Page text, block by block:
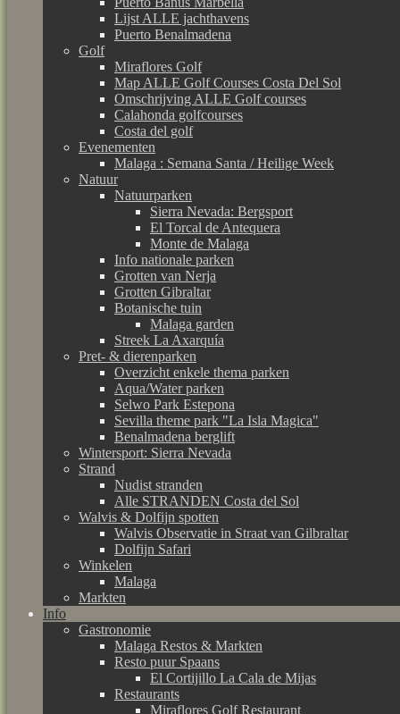
Lijst ALLE jachthavens
Puerto Benalmadena
Golf
Miraflores Golf
Map ALLE Golf Courses Costa Del Sol
Omschrijving ALLE Golf courses
Calahonda golfcourses
Costa del golf
Evenementen
Malaga : Semana Santa / Heilige Week
Natuur
Natuurparken
Sierra Nevada: Bergsport
El Torcal de Antequera
Monte de Malaga
Info nationale parken
Grotten van Nerja
Grotten Gibraltar
Botanische tuin
Malaga garden
Streek La Axarquía
Pret- & dierenparken
Overzicht enkele thema parken
Aqua/Water parken
Selwo Park Estepona
Sevilla theme park "La Isla Magica"
Benalmadena berglift
Wintersport: Sierra Nevada
Strand
Nudist stranden
Alle STRANDEN Costa del Sol
Walvis & Dolfijn spotten
Walvis Observatie in Straat van Gilbraltar
Dolfijn Safari
Winkelen
Malaga
Markten
Info
Gastronomie
Malaga Restos & Markten
Resto puur Spaans
El Cortijillo La Cala de Mijas
Restaurants
Miraflores Golf Restaurant